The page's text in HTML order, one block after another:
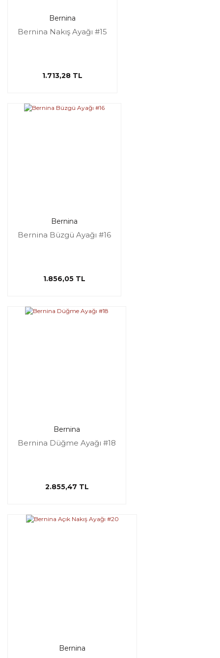
Bernina
Bernina Nakış Ayağı #15
1.713,28 TL
Bernina
Bernina Büzgü Ayağı #16
1.856,05 TL
Bernina
Bernina Düğme Ayağı #18
2.855,47 TL
Bernina